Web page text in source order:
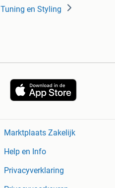
Tuning en Styling
Marktplaats Zakelijk
Help en Info
Privacyverklaring